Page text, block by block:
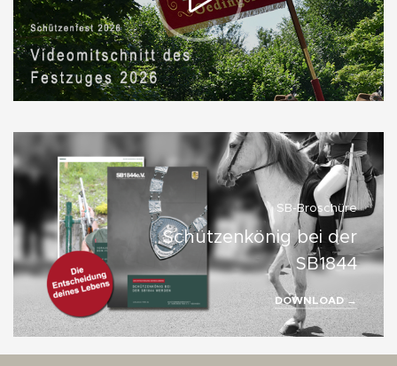
SB-Broschüre
Schützenkönig bei der
SB1844
DOWNLOAD →